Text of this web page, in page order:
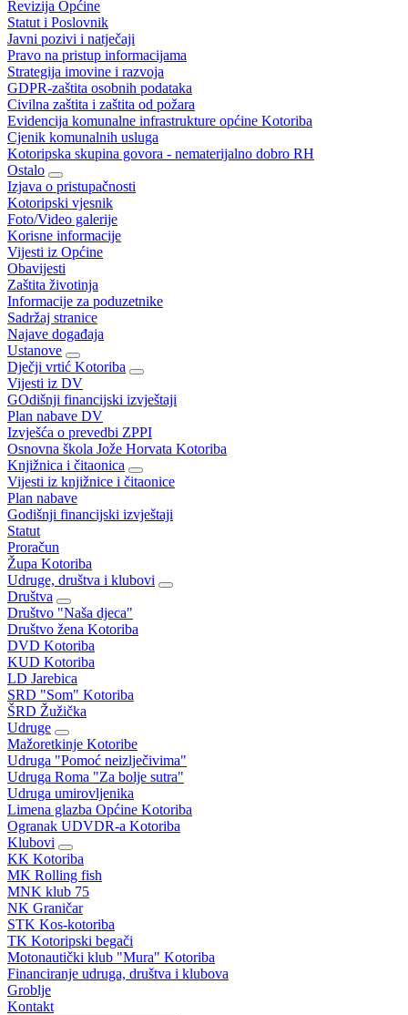
Revizija Općine
Statut i Poslovnik
Javni pozivi i natječaji
Pravo na pristup informacijama
Strategija imovine i razvoja
GDPR-zaštita osobnih podataka
Civilna zaštita i zaštita od požara
Evidencija komunalne infrastrukture općine Kotoriba
Cjenik komunalnih usluga
Kotoripska skupina govora - nematerijalno dobro RH
Ostalo
Izjava o pristupačnosti
Kotoripski vjesnik
Foto/Video galerije
Korisne informacije
Vijesti iz Općine
Obavijesti
Zaštita životinja
Informacije za poduzetnike
Sadržaj stranice
Najave događaja
Ustanove
Dječji vrtić Kotoriba
Vijesti iz DV
GOdišnji financijski izvještaji
Plan nabave DV
Izvješća o prevedbi ZPPI
Osnovna škola Jože Horvata Kotoriba
Knjižnica i čitaonica
Vijesti iz knjižnice i čitaonice
Plan nabave
Godišnji financijski izvještaji
Statut
Proračun
Župa Kotoriba
Udruge, društva i klubovi
Društva
Društvo "Naša djeca"
Društvo žena Kotoriba
DVD Kotoriba
KUD Kotoriba
LD Jarebica
SRD "Som" Kotoriba
ŠRD Žužička
Udruge
Mažoretkinje Kotoribe
Udruga "Pomoć neizlječivima"
Udruga Roma "Za bolje sutra"
Udruga umirovljenika
Limena glazba Općine Kotoriba
Ogranak UDVDR-a Kotoriba
Klubovi
KK Kotoriba
MK Rolling fish
MNK klub 75
NK Graničar
STK Kos-kotoriba
TK Kotoripski begači
Motonautički klub "Mura" Kotoriba
Financiranje udruga, društva i klubova
Groblje
Kontakt